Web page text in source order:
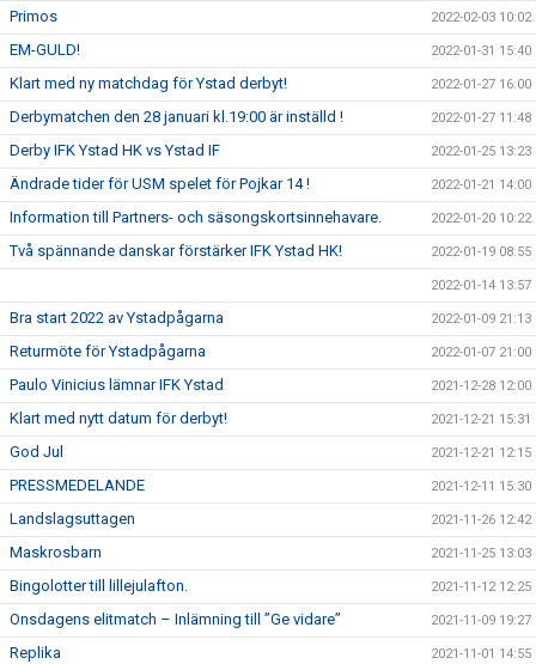
Primos 2022-02-03 10:02
EM-GULD! 2022-01-31 15:40
Klart med ny matchdag för Ystad derbyt! 2022-01-27 16:00
Derbymatchen den 28 januari kl.19:00 är inställd ! 2022-01-27 11:48
Derby IFK Ystad HK vs Ystad IF 2022-01-25 13:23
Ändrade tider för USM spelet för Pojkar 14 ! 2022-01-21 14:00
Information till Partners- och säsongskortsinnehavare. 2022-01-20 10:22
Två spännande danskar förstärker IFK Ystad HK! 2022-01-19 08:55
2022-01-14 13:57
Bra start 2022 av Ystadpågarna 2022-01-09 21:13
Returmöte för Ystadpågarna 2022-01-07 21:00
Paulo Vinicius lämnar IFK Ystad 2021-12-28 12:00
Klart med nytt datum för derbyt! 2021-12-21 15:31
God Jul 2021-12-21 12:15
PRESSMEDELANDE 2021-12-11 15:30
Landslagsuttagen 2021-11-26 12:42
Maskrosbarn 2021-11-25 13:03
Bingolotter till lillejulafton. 2021-11-12 12:25
Onsdagens elitmatch – Inlämning till ”Ge vidare” 2021-11-09 19:27
Replika 2021-11-01 14:55